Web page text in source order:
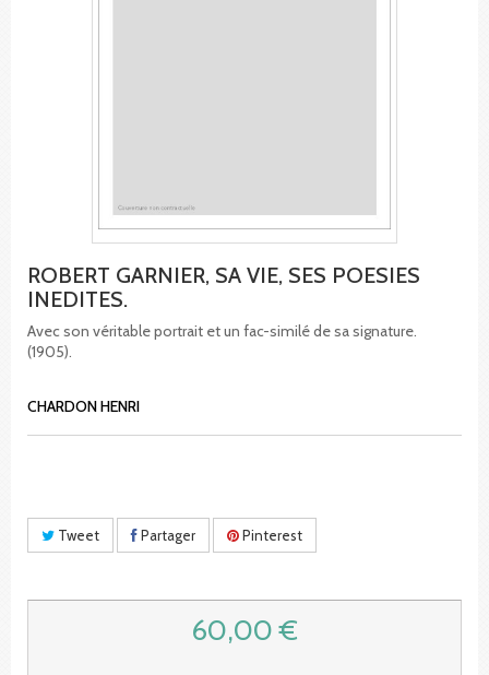
ROBERT GARNIER, SA VIE, SES POESIES
INEDITES.
Avec son véritable portrait et un fac-similé de sa signature.
(1905).
CHARDON HENRI
Tweet Partager Pinterest
60,00 €